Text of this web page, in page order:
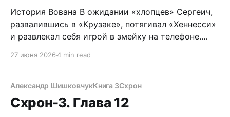
История Вована В ожидании «хлопцев» Сергеич,
развалившись в «Крузаке», потягивал «Хеннесси»
и развлекал себя игрой в змейку на телефоне.
отработал, как договаривались. Грохнуть бы его
тоже, для надежности. Несколько секунд он
обдумывал
27 июня 20264 min read
Александр ШишковчукКнига 3Схрон
Схрон-3. Глава 12